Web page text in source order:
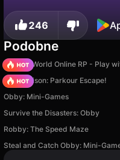
246
Podobne
Barry Prison: Parkour Escape!
Obby: Mini-Games
Survive the Disasters: Obby
Robby: The Speed Maze
Steal and Catch Obby: Mini-